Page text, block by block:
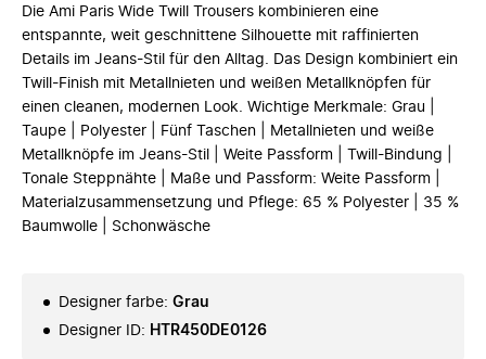
Die Ami Paris Wide Twill Trousers kombinieren eine
entspannte, weit geschnittene Silhouette mit raffinierten
Details im Jeans-Stil für den Alltag. Das Design kombiniert ein
Twill-Finish mit Metallnieten und weißen Metallknöpfen für
einen cleanen, modernen Look. Wichtige Merkmale: Grau |
Taupe | Polyester | Fünf Taschen | Metallnieten und weiße
Metallknöpfe im Jeans-Stil | Weite Passform | Twill-Bindung |
Tonale Steppnähte | Maße und Passform: Weite Passform |
Materialzusammensetzung und Pflege: 65 % Polyester | 35 %
Baumwolle | Schonwäsche
Designer farbe: Grau
Designer ID: HTR450DE0126